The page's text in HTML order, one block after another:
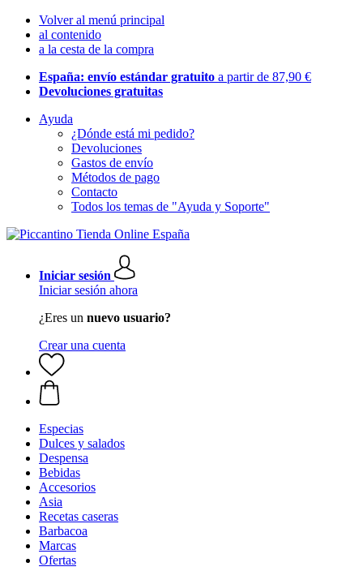
Volver al menú principal
al contenido
a la cesta de la compra
España: envío estándar gratuito a partir de 87,90 €
Devoluciones gratuitas
Ayuda
¿Dónde está mi pedido?
Devoluciones
Gastos de envío
Métodos de pago
Contacto
Todos los temas de "Ayuda y Soporte"
Iniciar sesión
Iniciar sesión ahora
¿Eres un nuevo usuario?
Crear una cuenta
Especias
Dulces y salados
Despensa
Bebidas
Accesorios
Asia
Recetas caseras
Barbacoa
Marcas
Ofertas